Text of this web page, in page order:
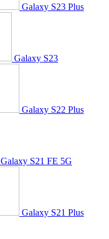
Galaxy S23 Plus
Galaxy S23
Galaxy S22 Plus
Galaxy S21 FE 5G
Galaxy S21 Plus